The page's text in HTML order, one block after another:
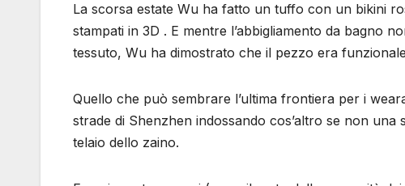
La scorsa estate Wu ha fatto un tuffo con un bikini
stampati in 3D . E mentre l’abbigliamento da bagno
tessuto, Wu ha dimostrato che il pezzo era
Quello che può sembrare l’ultima frontiera per i
strade di Shenzhen indossando cos’altro se non
telaio dello zaino.